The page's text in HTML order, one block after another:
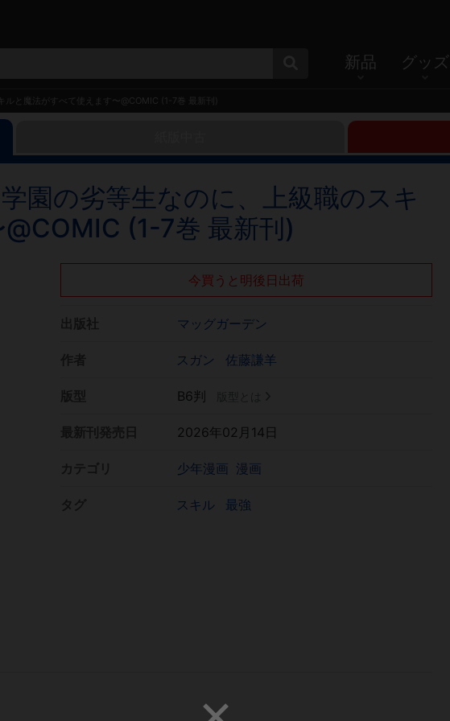
新品 グッズ
と魔法がすべて使えます〜@COMIC (1-7巻 最新刊)
園の劣等生なのに、上級職のスキ
(1-7巻 最新刊)
今買うと明後日出荷
マッグガーデン
スガン 佐藤謙羊
B6判
2026年02月14日
少年漫画 漫画
スキル 最強